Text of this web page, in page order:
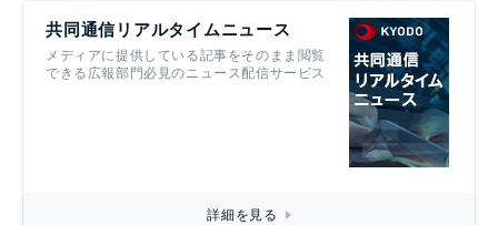
共同通信リアルタイムニュース
メディアに提供している記事をそのまま閲覧
できる広報部門必見のニュース配信サービス
詳細を見る